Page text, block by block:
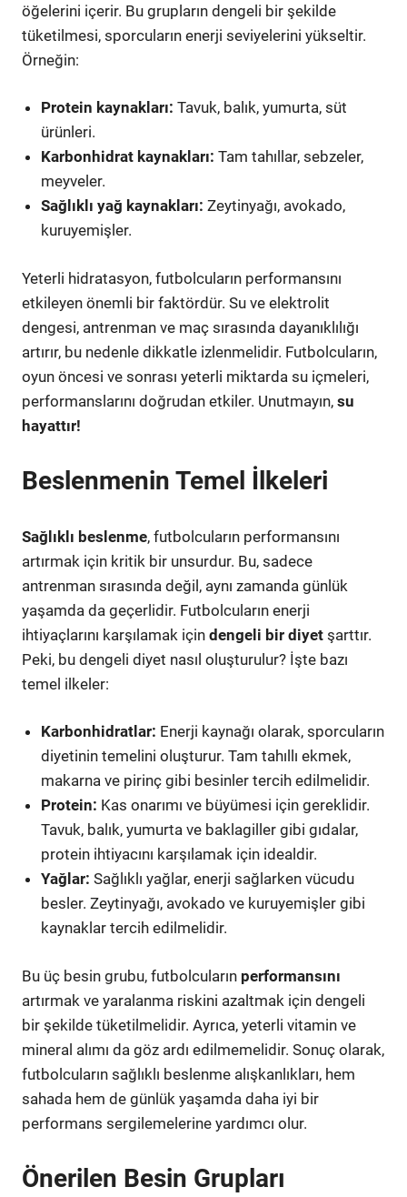
öğelerini içerir. Bu grupların dengeli bir şekilde
tüketilmesi, sporcuların enerji seviyelerini yükseltir.
Örneğin:
Protein kaynakları: Tavuk, balık, yumurta, süt
ürünleri.
Karbonhidrat kaynakları: Tam tahıllar, sebzeler,
meyveler.
Sağlıklı yağ kaynakları: Zeytinyağı, avokado,
kuruyemişler.
Yeterli hidratasyon, futbolcuların performansını
etkileyen önemli bir faktördür. Su ve elektrolit
dengesi, antrenman ve maç sırasında dayanıklılığı
artırır, bu nedenle dikkatle izlenmelidir. Futbolcuların,
oyun öncesi ve sonrası yeterli miktarda su içmeleri,
performanslarını doğrudan etkiler. Unutmayın, su
hayattır!
Beslenmenin Temel İlkeleri
Sağlıklı beslenme, futbolcuların performansını
artırmak için kritik bir unsurdur. Bu, sadece
antrenman sırasında değil, aynı zamanda günlük
yaşamda da geçerlidir. Futbolcuların enerji
ihtiyaçlarını karşılamak için dengeli bir diyet şarttır.
Peki, bu dengeli diyet nasıl oluşturulur? İşte bazı
temel ilkeler:
Karbonhidratlar: Enerji kaynağı olarak, sporcuların
diyetinin temelini oluşturur. Tam tahıllı ekmek,
makarna ve pirinç gibi besinler tercih edilmelidir.
Protein: Kas onarımı ve büyümesi için gereklidir.
Tavuk, balık, yumurta ve baklagiller gibi gıdalar,
protein ihtiyacını karşılamak için idealdir.
Yağlar: Sağlıklı yağlar, enerji sağlarken vücudu
besler. Zeytinyağı, avokado ve kuruyemişler gibi
kaynaklar tercih edilmelidir.
Bu üç besin grubu, futbolcuların performansını
artırmak ve yaralanma riskini azaltmak için dengeli
bir şekilde tüketilmelidir. Ayrıca, yeterli vitamin ve
mineral alımı da göz ardı edilmemelidir. Sonuç olarak,
futbolcuların sağlıklı beslenme alışkanlıkları, hem
sahada hem de günlük yaşamda daha iyi bir
performans sergilemelerine yardımcı olur.
Önerilen Besin Grupları